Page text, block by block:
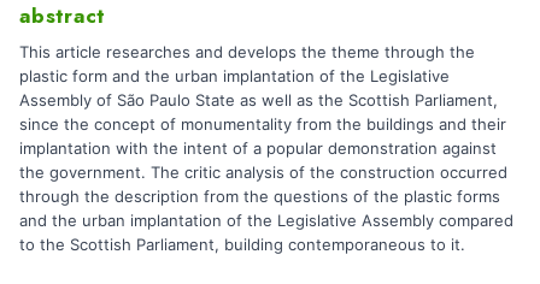
abstract
This article researches and develops the theme through the
plastic form and the urban implantation of the Legislative
Assembly of São Paulo State as well as the Scottish Parliament,
since the concept of monumentality from the buildings and their
implantation with the intent of a popular demonstration against
the government. The critic analysis of the construction occurred
through the description from the questions of the plastic forms
and the urban implantation of the Legislative Assembly compared
to the Scottish Parliament, building contemporaneous to it.